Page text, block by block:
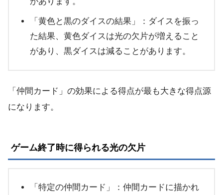
「黄色と黒のダイスの結果」： ダイスを振っ
た結果、黄色ダイスは光の欠片が増えること
があり、黒ダイスは減ることがあります。
「仲間カード」の効果による得点が最も大きな得点源
になります。
ゲーム終了時に得られる光の欠片
「特定の仲間カード」： 仲間カードに描かれ